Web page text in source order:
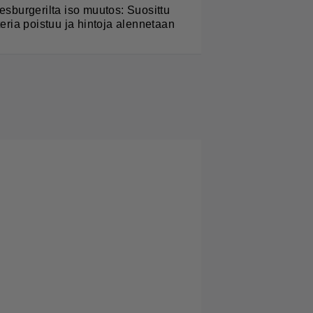
iso muutos: Suosittu
poistuu ja hintoja alennetaan